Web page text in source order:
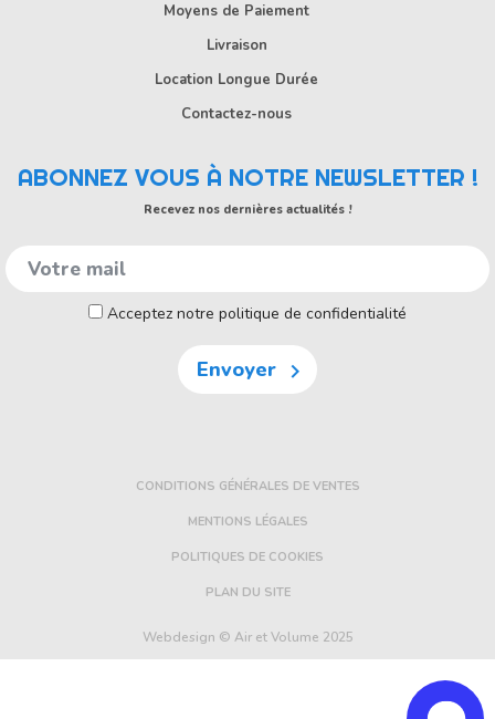
Moyens de Paiement
Livraison
Location Longue Durée
Contactez-nous
ABONNEZ VOUS À NOTRE NEWSLETTER !
Recevez nos dernières actualités !
Acceptez notre politique de confidentialité
Envoyer 
CONDITIONS GÉNÉRALES DE VENTES
MENTIONS LÉGALES
POLITIQUES DE COOKIES
PLAN DU SITE
Webdesign © Air et Volume 2025